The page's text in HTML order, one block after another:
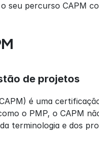
seu percurso CAPM
de projetos
é uma
o PMP, o CAPM
terminologia e dos